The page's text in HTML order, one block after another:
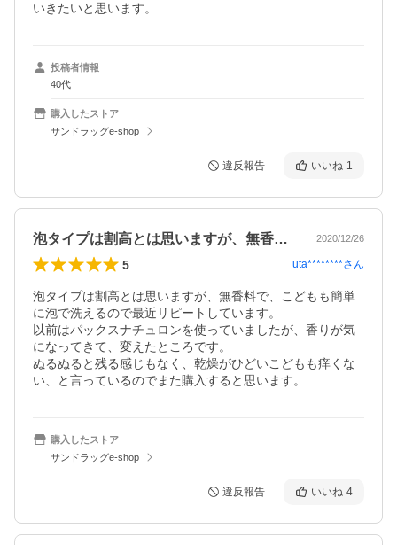
いきたいと思います。
投稿者情報
40代
購入したストア
サンドラッグe-shop
違反報告 いいね 1
泡タイプは割高とは思いますが、無香料で… 2020/12/26
5 uta********さん
泡タイプは割高とは思いますが、無香料で、こどもも簡単
に泡で洗えるので最近リピートしています。
以前はパックスナチュロンを使っていましたが、香りが気
になってきて、変えたところです。
ぬるぬると残る感じもなく、乾燥がひどいこどもも痒くな
い、と言っているのでまた購入すると思います。
購入したストア
サンドラッグe-shop
違反報告 いいね 4